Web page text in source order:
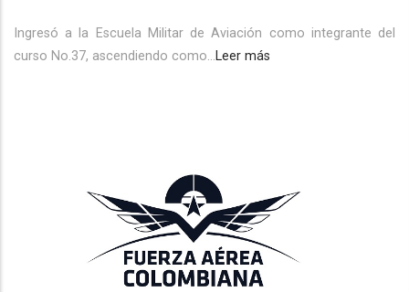
Ingresó a la Escuela Militar de Aviación como integrante del
curso No.37, ascendiendo como...Leer más